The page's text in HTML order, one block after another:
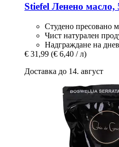
Stiefel Ленено масло,
Студено пресовано
Чист натурален
Надграждане на
€ 31,99 (€ 6,40 / л)
Доставка до 14. август